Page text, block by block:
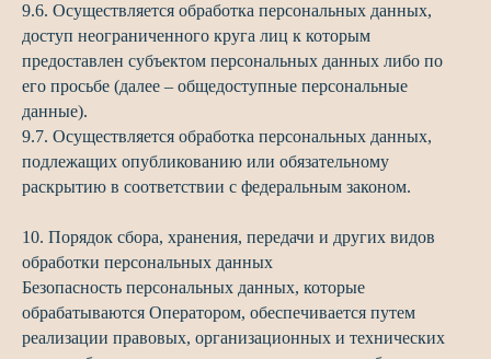
9.6. Осуществляется обработка персональных данных,
доступ неограниченного круга лиц к которым
предоставлен субъектом персональных данных либо по
его просьбе (далее – общедоступные персональные
данные).
9.7. Осуществляется обработка персональных данных,
подлежащих опубликованию или обязательному
раскрытию в соответствии с федеральным законом.
10. Порядок сбора, хранения, передачи и других видов
обработки персональных данных
Безопасность персональных данных, которые
обрабатываются Оператором, обеспечивается путем
реализации правовых, организационных и технических